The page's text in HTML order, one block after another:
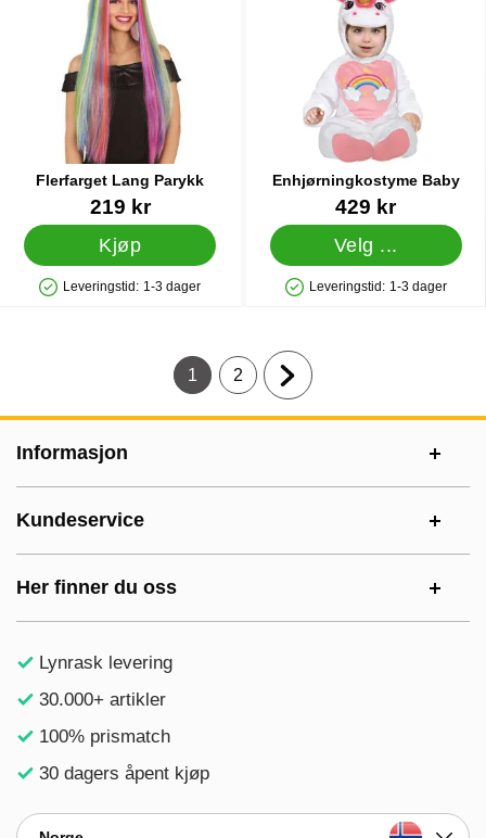
Flerfarget Lang Parykk
Varenummer 86091
219 kr
Kjøp
Produkttilgjengelighet: På lager
Leveringstid: 1-3 dager
Enhjørningkostyme Baby
Varenummer 85387
429 kr
Velg ...
Produkttilgjengelighet: På lager
Leveringstid: 1-3 dager
Gjeldende side, Side
1
Gå til side
2
Gå til neste side
Informasjon
Kundeservice
Her finner du oss
Lynrask levering
30.000+ artikler
100% prismatch
30 dagers åpent kjøp